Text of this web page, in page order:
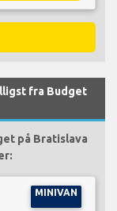
fra Budget
på Bratislava
MINIVAN